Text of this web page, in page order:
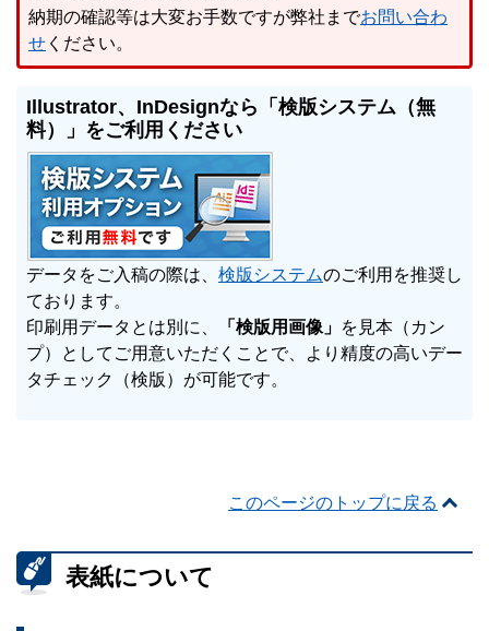
納期の確認等は大変お手数ですが弊社までお問い合わ
せ ください。
Illustrator、InDesignなら「検版システム（無
料）」をご利用ください
データをご入稿の際は、 検版システムのご利用を推奨し
ております。
印刷用データとは別に、
「検版用画像」 を見本（カン
プ）としてご用意いただくことで、より精度の高いデー
タチェック（検版）が可能です。
このページのトップに戻る
表紙について